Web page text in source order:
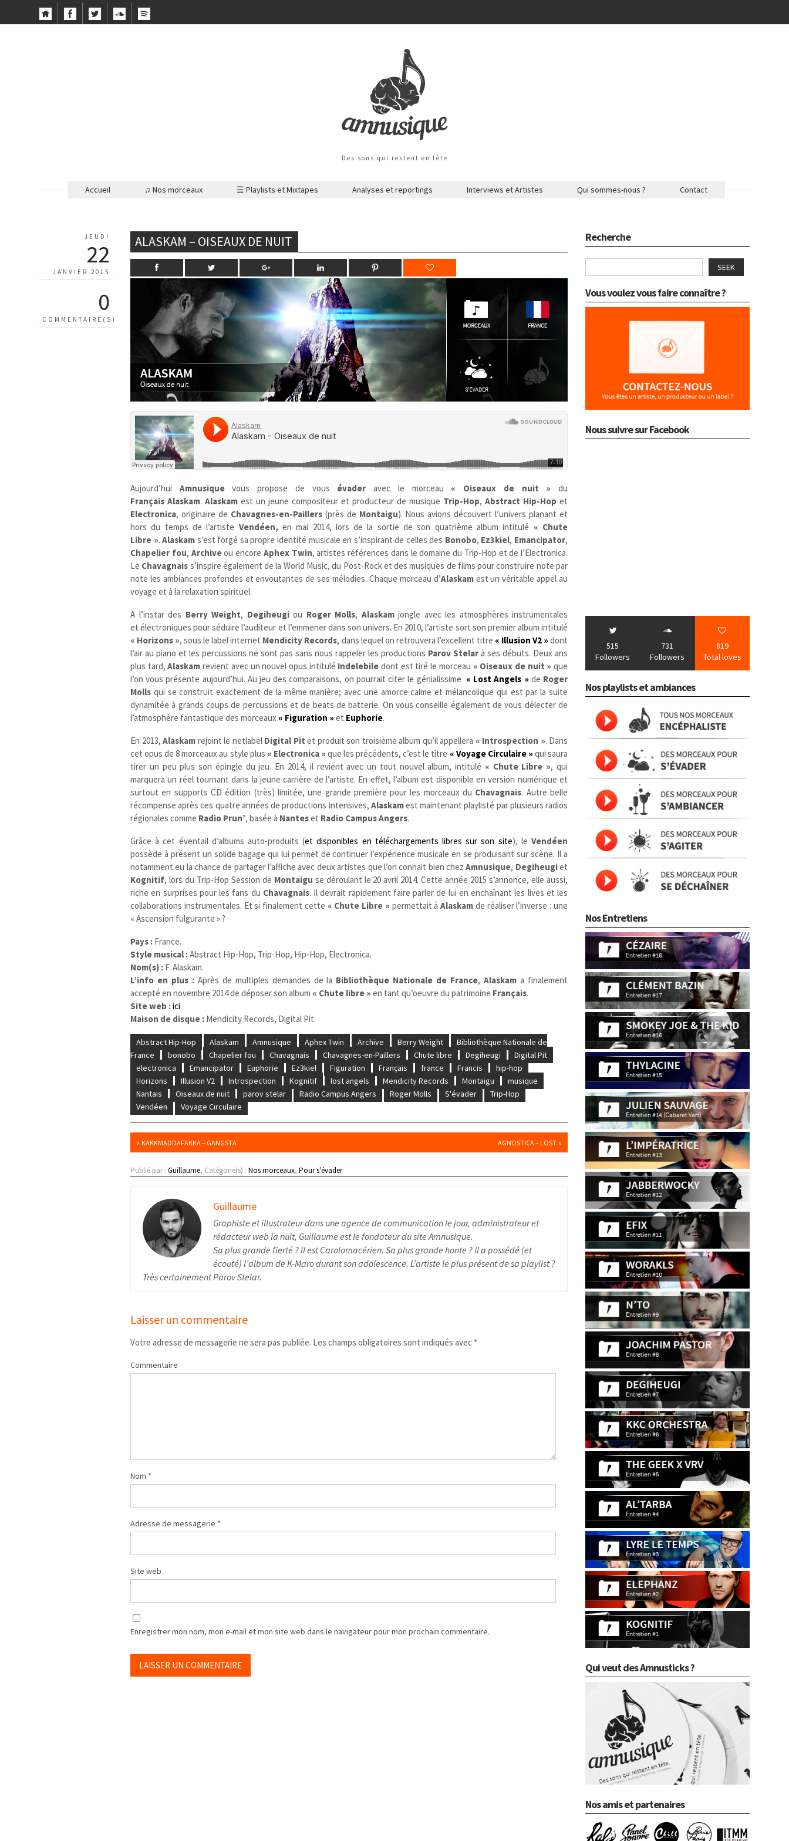
Des sons qui restent en tête
Accueil ♫ Nos morceaux ☰ Playlists et Mixtapes Analyses et reportings Interviews et Artistes Qui sommes-nous ? Contact
JEUDI
22
JANVIER 2015
0
COMMENTAIRE(S)
ALASKAM – OISEAUX DE NUIT
Aujourd’hui Amnusiquevous propose de vous évader avec le morceau « Oiseaux de nuit » du
FrançaisAlaskam.Alaskam est un jeune compositeur et producteur de musique Trip-Hop,Abstract Hip-Hop et
Electronica, originaire de Chavagnes-en-Paillers (près de Montaigu). Nous avions découvert l’univers planant et
hors du temps de l’artiste Vendéen, en mai 2014, lors de la sortie de son quatrième album intitulé « Chute
Libre ».Alaskam s’est forgé sa propre identité musicale en s’inspirant de celles des Bonobo, Ez3kiel, Emancipator,
Chapelier fou, Archiveou encore Aphex Twin, artistes références dans le domaine du Trip-Hop et de l’Electronica.
Le Chavagnais s’inspire également de la World Music, du Post-Rock et des musiques de films pour construire note par
note les ambiances profondes et envoutantes de ses mélodies. Chaque morceau d’Alaskamest un véritable appel au
voyage et à la relaxation spirituel.
A l’instar des Berry Weight, Degiheugiou Roger Molls, Alaskamjongle avec les atmosphères instrumentales
et électroniques pour séduire l’auditeur et l’emmener dans son univers. En 2010, l’artiste sort son premier album intitulé
« Horizons », sous le label internet Mendicity Records, dans lequel on retrouvera l’excellent titre « Illusion V2 » dont
l’air au piano et les percussions ne sont pas sans nous rappeler les productions Parov Stelar à ses débuts. Deux ans
plus tard,Alaskam revient avec un nouvel opus intitulé Indelebiledont est tiré le morceau « Oiseaux de nuit »que
l’on vous présente aujourd’hui. Au jeu des comparaisons, on pourrait citer le génialissime « Lost Angels » de Roger
Molls qui se construit exactement de la même manière; avec une amorce calme et mélancolique qui est par la suite
dynamitée à grands coups de percussions et de beats de batterie. On vous conseille également de vous délecter de
l’atmosphère fantastique des morceaux « Figuration » et Euphorie.
En 2013,Alaskam rejoint le netlabel Digital Pit et produit son troisième album qu’il appellera « Introspection ». Dans
cet opus de 8 morceaux au style plus « Electronica » que les précédents, c’est le titre « Voyage Circulaire » qui saura
tirer un peu plus son épingle du jeu. En 2014, il revient avec un tout nouvel album, intitulé « Chute Libre », qui
marquera un réel tournant dans la jeune carrière de l’artiste. En effet, l’album est disponible en version numérique et
surtout en supports CD édition (très) limitée, une grande première pour les morceaux du Chavagnais. Autre belle
récompense après ces quatre années de productions intensives, Alaskamest maintenant playlisté par plusieurs radios
régionales comme Radio Prun’, basée à Nanteset Radio Campus Angers.
Grâce à cet éventail d’albums auto-produits (et disponibles en téléchargements libres sur son site), leVendéen
possède à présent un solide bagage qui lui permet de continuer l’expérience musicale en se produisant sur scène. Il a
notamment eu la chance de partager l’affiche avec deux artistes que l’on connait bien chezAmnusique, Degiheugiet
Kognitif, lors du Trip-Hop Session de Montaigu se déroulant le 20 avril 2014. Cette année 2015 s’annonce, elle aussi,
riche en surprises pour les fans du Chavagnais. Il devrait rapidement faire parler de lui en enchaînant les lives et les
collaborations instrumentales. Et si finalement cette « Chute Libre » permettait àAlaskam de réaliser l’inverse : une
« Ascension fulgurante » ?
Pays : France.
Style musical :Abstract Hip-Hop, Trip-Hop, Hip-Hop, Electronica.
Nom(s) : F. Alaskam.
L’info en plus : Après de multiples demandes de la Bibliothèque Nationale de France, Alaskama finalement
accepté en novembre 2014 de déposer son album « Chute libre » en tant qu’oeuvre du patrimoine Français.
Site web :ici
Maison de disque : Mendicity Records, Digital Pit.
Abstract Hip-Hop Alaskam Amnusique Aphex Twin Archive Berry Weight
Bibliothèque Nationale de
France
bonobo Chapelier fou Chavagnais Chavagnes-en-Paillers Chute libre Degiheugi
Digital Pit
electronica
Emancipator Euphorie Ez3kiel Figuration Français france Francis
hip-hop
Horizons
Illusion V2 Introspection Kognitif lost angels Mendicity Records Montaigu
musique
Nantais
Oiseaux de nuit parov stelar Radio Campus Angers Roger Molls S'évader
Trip-Hop
Vendéen
Voyage Circulaire
«KAKKMADDAFAKKA – GANGSTA AGNOSTICA – LOST »
Publié par :Guillaume, Catégorie(s) :Nos morceaux,Pour s'évader
Guillaume
Graphiste et illustrateur dans une agence de communication le jour, administrateur et
rédacteur web la nuit, Guillaume est le fondateur du site Amnusique.
Sa plus grande fierté ? Il est Carolomacérien. Sa plus grande honte ? Il a possédé (et
écouté) l’album de K-Maro durant son adolescence. L’artiste le plus présent de sa playlist ?
Très certainement Parov Stelar.
Laisser un commentaire
Votre adresse de messagerie ne sera pas publiée. Les champs obligatoires sont indiqués avec *
Commentaire
Nom *
Adresse de messagerie *
Site web
Enregistrer mon nom, mon e-mail et mon site web dans le navigateur pour mon prochain commentaire.
Recherche
SEEK
Vous voulez vous faire connaître ?
Nous suivre sur Facebook
515
Followers
731
Followers
819
Total loves
Nos playlists et ambiances
Nos Entretiens
Qui veut des Amnusticks ?
Nos amis et partenaires